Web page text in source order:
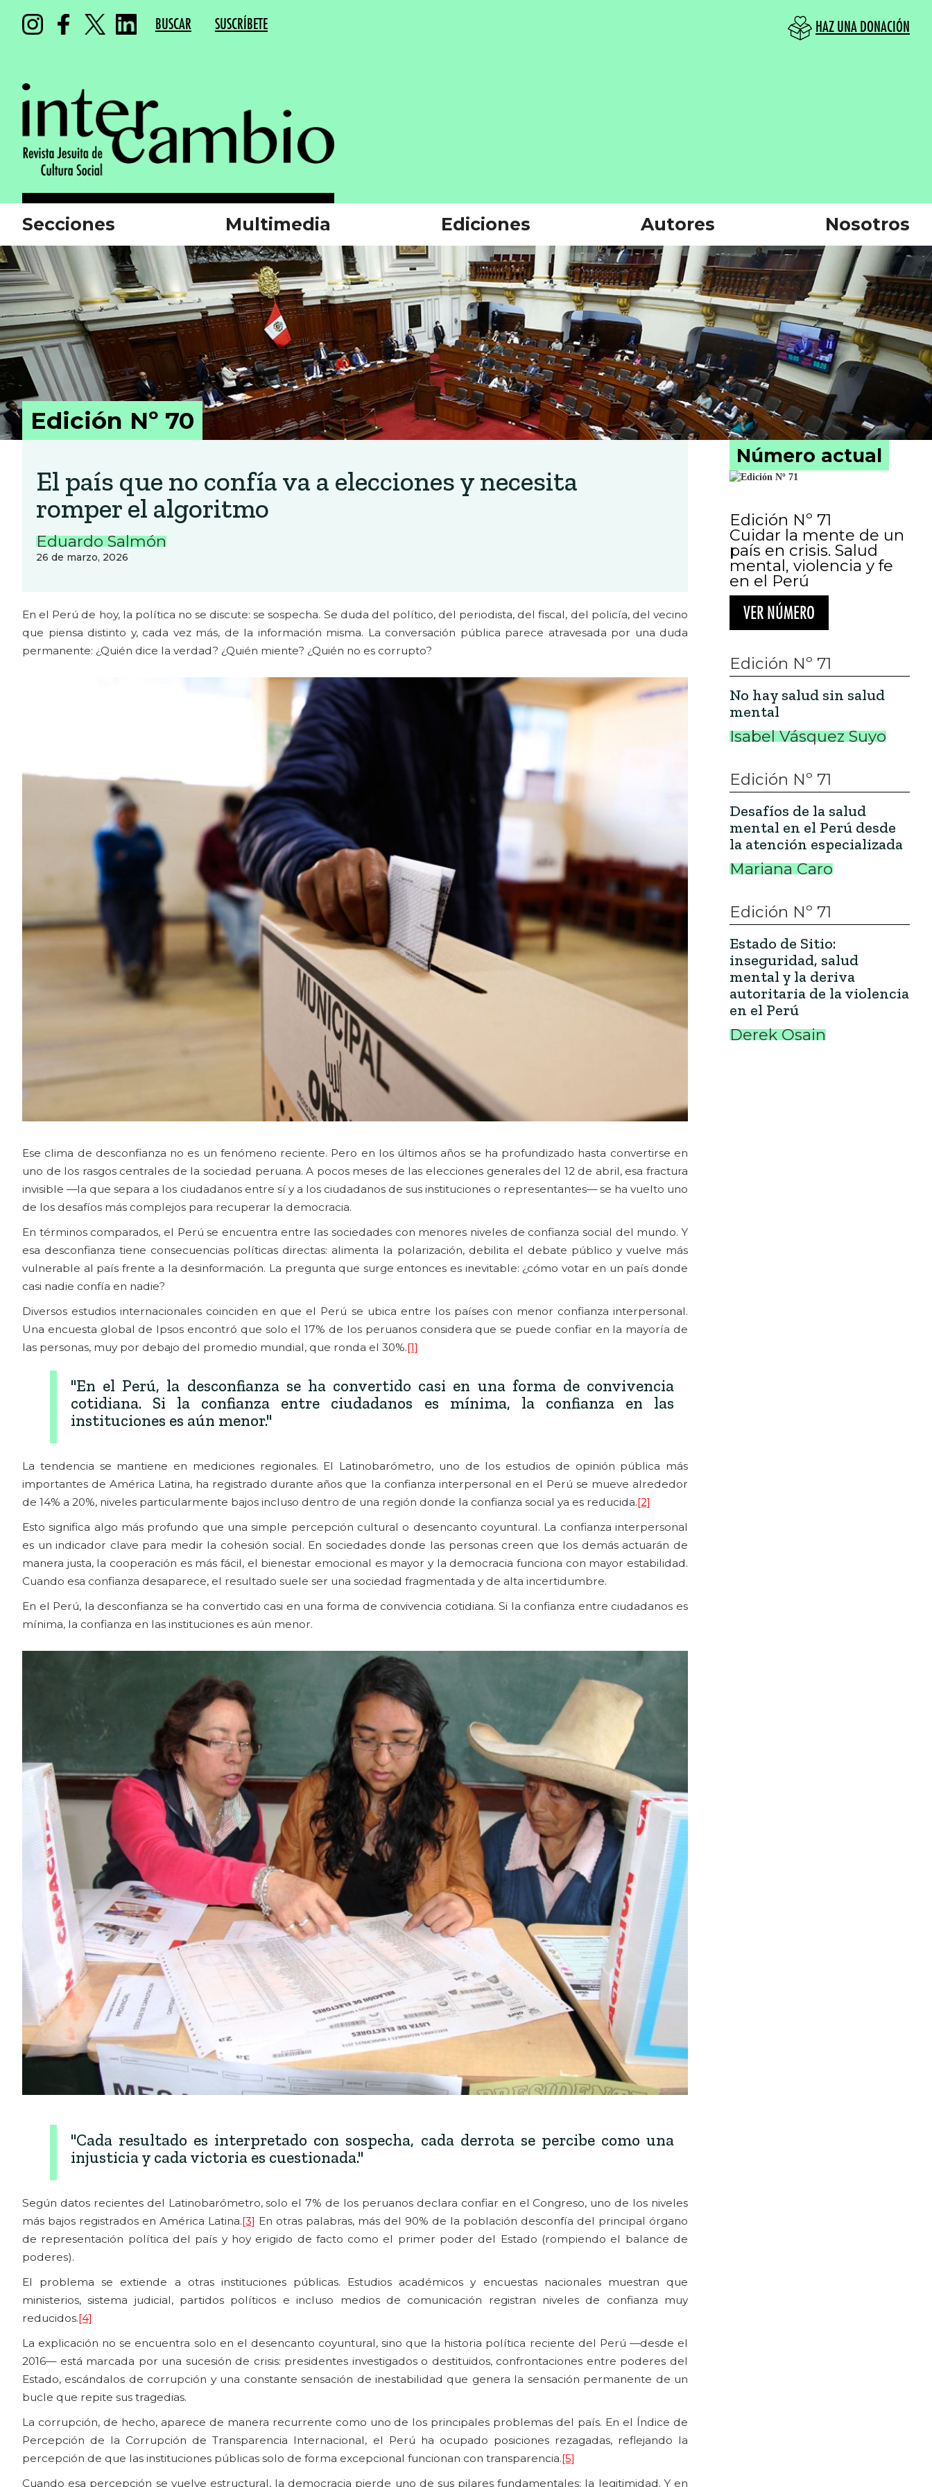
BUSCAR SUSCRÍBETE HAZ UNA DONACIÓN
Secciones Multimedia Ediciones Autores Nosotros
Edición Nº 70
El país que no confía va a elecciones y necesita
romper el algoritmo
Eduardo Salmón
26 de marzo, 2026
En el Perú de hoy, la política no se discute: se sospecha. Se duda del político, del periodista, del fiscal, del policía, del vecino
que piensa distinto y, cada vez más, de la información misma. La conversación pública parece atravesada por una duda
permanente: ¿Quién dice la verdad? ¿Quién miente? ¿Quién no es corrupto?
Ese clima de desconfianza no es un fenómeno reciente. Pero en los últimos años se ha profundizado hasta convertirse en
uno de los rasgos centrales de la sociedad peruana. A pocos meses de las elecciones generales del 12 de abril, esa fractura
invisible —la que separa a los ciudadanos entre sí y a los ciudadanos de sus instituciones o representantes— se ha vuelto uno
de los desafíos más complejos para recuperar la democracia.
En términos comparados, el Perú se encuentra entre las sociedades con menores niveles de confianza social del mundo. Y
esa desconfianza tiene consecuencias políticas directas: alimenta la polarización, debilita el debate público y vuelve más
vulnerable al país frente a la desinformación. La pregunta que surge entonces es inevitable: ¿cómo votar en un país donde
casi nadie confía en nadie?
Diversos estudios internacionales coinciden en que el Perú se ubica entre los países con menor confianza interpersonal.
Una encuesta global de Ipsos encontró que solo el 17% de los peruanos considera que se puede confiar en la mayoría de
las personas, muy por debajo del promedio mundial, que ronda el 30%.[1]
"En el Perú, la desconfianza se ha convertido casi en una forma de convivencia
cotidiana. Si la confianza entre ciudadanos es mínima, la confianza en las
instituciones es aún menor."
La tendencia se mantiene en mediciones regionales. El Latinobarómetro, uno de los estudios de opinión pública más
importantes de América Latina, ha registrado durante años que la confianza interpersonal en el Perú se mueve alrededor
de 14% a 20%, niveles particularmente bajos incluso dentro de una región donde la confianza social ya es reducida.[2]
Esto significa algo más profundo que una simple percepción cultural o desencanto coyuntural. La confianza interpersonal
es un indicador clave para medir la cohesión social. En sociedades donde las personas creen que los demás actuarán de
manera justa, la cooperación es más fácil, el bienestar emocional es mayor y la democracia funciona con mayor estabilidad.
Cuando esa confianza desaparece, el resultado suele ser una sociedad fragmentada y de alta incertidumbre.
En el Perú, la desconfianza se ha convertido casi en una forma de convivencia cotidiana. Si la confianza entre ciudadanos es
mínima, la confianza en las instituciones es aún menor.
"Cada resultado es interpretado con sospecha, cada derrota se percibe como una
injusticia y cada victoria es cuestionada."
Según datos recientes del Latinobarómetro, solo el 7% de los peruanos declara confiar en el Congreso, uno de los niveles
más bajos registrados en América Latina.[3] En otras palabras, más del 90% de la población desconfía del principal órgano
de representación política del país y hoy erigido de facto como el primer poder del Estado (rompiendo el balance de
poderes).
El problema se extiende a otras instituciones públicas. Estudios académicos y encuestas nacionales muestran que
ministerios, sistema judicial, partidos políticos e incluso medios de comunicación registran niveles de confianza muy
reducidos.[4]
La explicación no se encuentra solo en el desencanto coyuntural, sino que la historia política reciente del Perú —desde el
2016— está marcada por una sucesión de crisis: presidentes investigados o destituidos, confrontaciones entre poderes del
Estado, escándalos de corrupción y una constante sensación de inestabilidad que genera la sensación permanente de un
bucle que repite sus tragedias.
La corrupción, de hecho, aparece de manera recurrente como uno de los principales problemas del país. En el Índice de
Percepción de la Corrupción de Transparencia Internacional, el Perú ha ocupado posiciones rezagadas, reflejando la
percepción de que las instituciones públicas solo de forma excepcional funcionan con transparencia.[5]
Cuando esa percepción se vuelve estructural, la democracia pierde uno de sus pilares fundamentales: la legitimidad. Y en
Número actual
Edición Nº 71
Cuidar la mente de un
país en crisis. Salud
mental, violencia y fe
en el Perú
VER NÚMERO
Edición Nº 71
No hay salud sin salud
mental
Isabel Vásquez Suyo
Edición Nº 71
Desafíos de la salud
mental en el Perú desde
la atención especializada
Mariana Caro
Edición Nº 71
Estado de Sitio:
inseguridad, salud
mental y la deriva
autoritaria de la violencia
en el Perú
Derek Osain